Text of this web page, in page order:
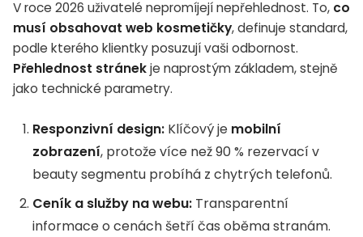
V roce 2026 uživatelé nepromíjejí nepřehlednost. To, co
musí obsahovat web kosmetičky, definuje standard,
podle kterého klientky posuzují vaši odbornost.
Přehlednost stránekje naprostým základem, stejně
jako technické parametry.
Responzivní design: Klíčový je mobilní
zobrazení, protože více než 90 % rezervací v
beauty segmentu probíhá z chytrých telefonů.
Ceník a služby na webu: Transparentní
informace o cenách šetří čas oběma stranám.